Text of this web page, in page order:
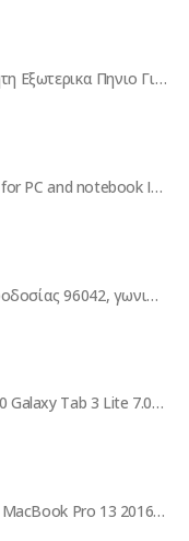
Φιλμ Κεραια Αυτοκολλητη Εξωτερικα Πηνιο Για Ενισχυση Σηματος
LinQ mini design mouse for PC and notebook IT-M010 (red)
GOOBAY καλώδιο τροφοδοσίας 96042, γωνιακό, 0.75mm², 1.5m, μαύρο
Τζαμι Για Samsung T110 Galaxy Tab 3 Lite 7.0 Ασπρο Grade A
Dicota Secret 2-Way for MacBook Pro 13 2016-18 magnetic D31591